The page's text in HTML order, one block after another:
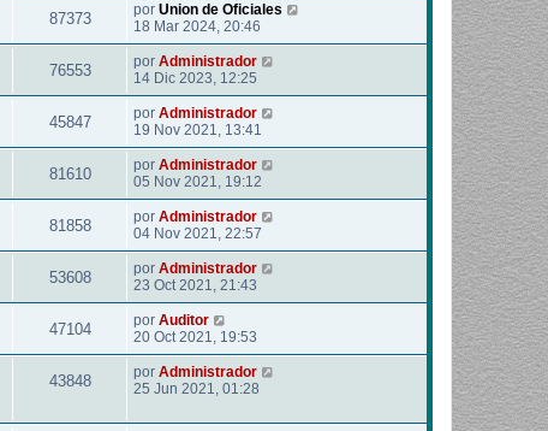
87373 por Union de Oficiales
18 Mar 2024, 20:46
76553 por Administrador
14 Dic 2023, 12:25
45847 por Administrador
19 Nov 2021, 13:41
81610 por Administrador
05 Nov 2021, 19:12
81858 por Administrador
04 Nov 2021, 22:57
53608 por Administrador
23 Oct 2021, 21:43
47104 por Auditor
20 Oct 2021, 19:53
43848 por Administrador
25 Jun 2021, 01:28